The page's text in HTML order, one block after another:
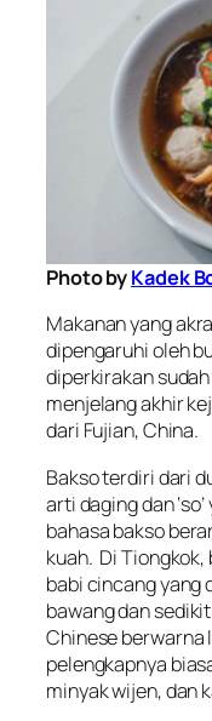
Photo byKadek
Makanan yang
dipengaruhi oleh
diperkirakan sudah
menjelang akhir
dari Fujian, China.
Bakso terdiri dari
arti daging dan
bahasa bakso
kuah. Di
babi cincang yang
bawang dan
Chineseberwarna
pelengkapnya
minyak wijen, dan